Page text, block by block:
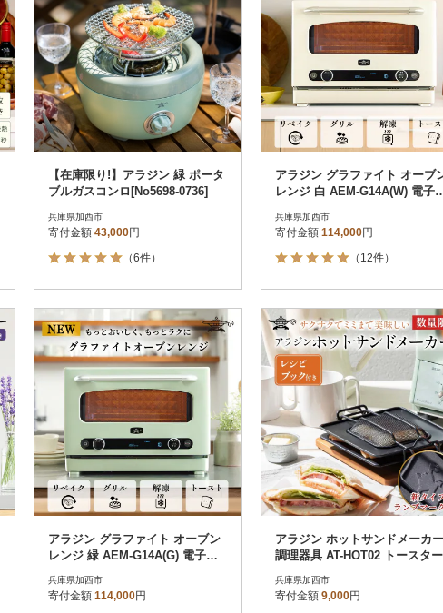
【在庫限り!】アラジン 緑 ポータ
ブルガスコンロ[No5698-0736]
兵庫県加西市
寄付金額 43,000円
（6件）
アラジン グラファイト オーブ
レンジ 白 AEM-G14A(W) 電子
兵庫県加西市
寄付金額 114,000円
（12件）
アラジン グラファイト オーブン
レンジ 緑 AEM-G14A(G) 電子レ
兵庫県加西市
寄付金額 114,000円
アラジン ホットサンドメーカー
調理器具 AT-HOT02 トースタ
兵庫県加西市
寄付金額 9,000円